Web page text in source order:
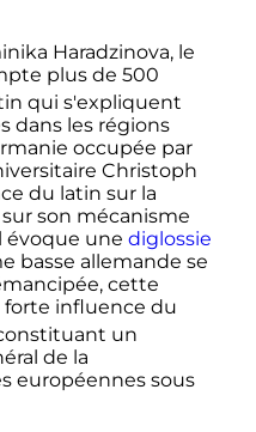
Haradzinova, le
plus de 500
qui s'expliquent
dans les régions
occupée par
Christoph
du latin sur la
son mécanisme
évoque une diglossie
basse allemande se
cette
influence du
un
de la
européennes sous